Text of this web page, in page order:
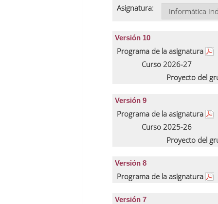
Asignatura:
Versión 10
Programa de la asignatura
Curso 2026-27
Proyecto del
Versión 9
Programa de la asignatura
Curso 2025-26
Proyecto del
Versión 8
Programa de la asignatura
Versión 7